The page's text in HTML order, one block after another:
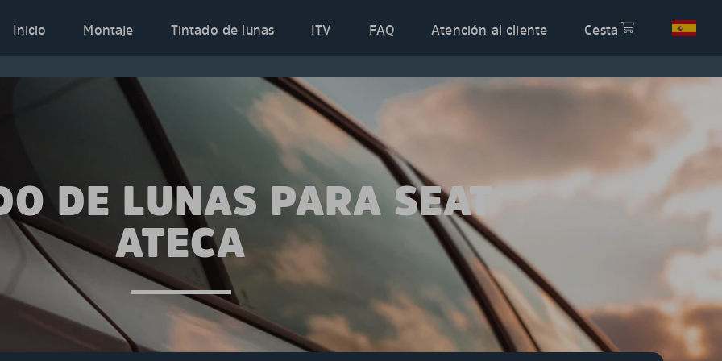
Inicio
Montaje Tintado de lunas ITV FAQ Atención al cliente Cesta
DE LUNAS PARA SEAT
ATECA